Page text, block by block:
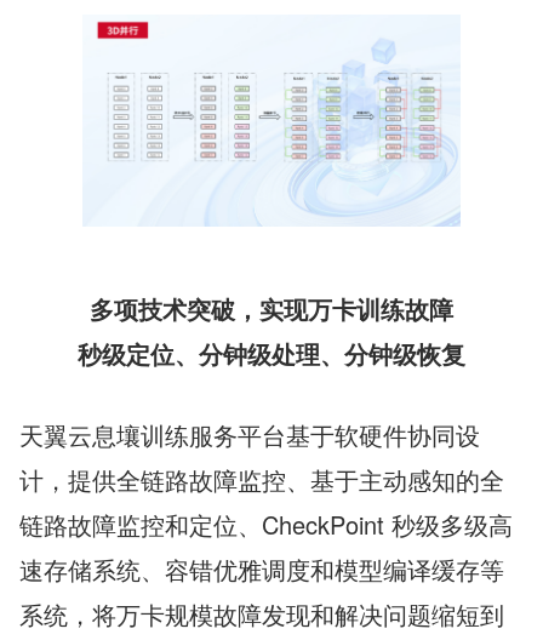
多项技术突破，实现万卡训练故障
秒级定位、分钟级处理、分钟级恢复
天翼云息壤训练服务平台基于软硬件协同设
计，提供全链路故障监控、基于主动感知的全
链路故障监控和定位、CheckPoint 秒级多级高
速存储系统、容错优雅调度和模型编译缓存等
系统，将万卡规模故障发现和解决问题缩短到